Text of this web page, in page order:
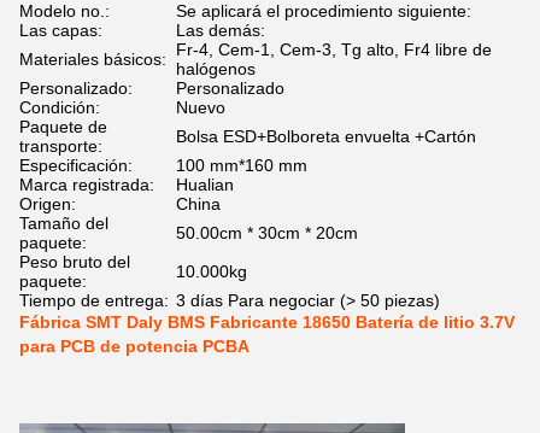
Modelo no.:
Se aplicará el procedimiento siguiente:
Las capas:
Las demás:
Materiales básicos:
Fr-4, Cem-1, Cem-3, Tg alto, Fr4 libre de
halógenos
Personalizado:
Personalizado
Condición:
Nuevo
Paquete de
transporte:
Bolsa ESD+Bolboreta envuelta +Cartón
Especificación:
100 mm*160 mm
Marca registrada:
Hualian
Origen:
China
Tamaño del
paquete:
50.00cm * 30cm * 20cm
Peso bruto del
paquete:
10.000kg
Tiempo de entrega: 3 días Para negociar (> 50 piezas)
Fábrica SMT Daly BMS Fabricante 18650 Batería de litio 3.7V
para PCB de potencia PCBA